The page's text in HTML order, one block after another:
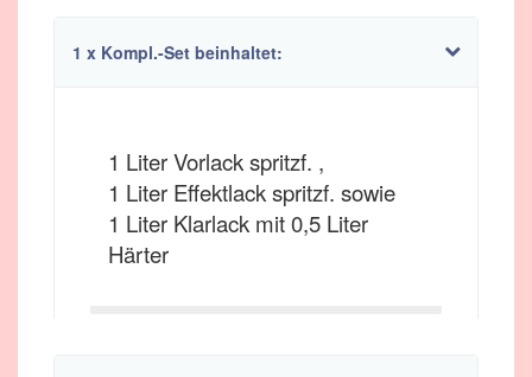
1 x Kompl.-Set beinhaltet:
1 Liter Vorlack spritzf. ,
1 Liter Effektlack spritzf. sowie
1 Liter Klarlack mit 0,5 Liter
Härter